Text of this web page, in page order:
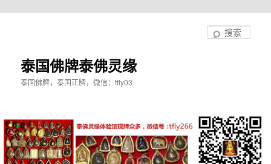
泰国佛牌泰佛灵缘
泰国佛牌，泰国正牌，微信：tfly03